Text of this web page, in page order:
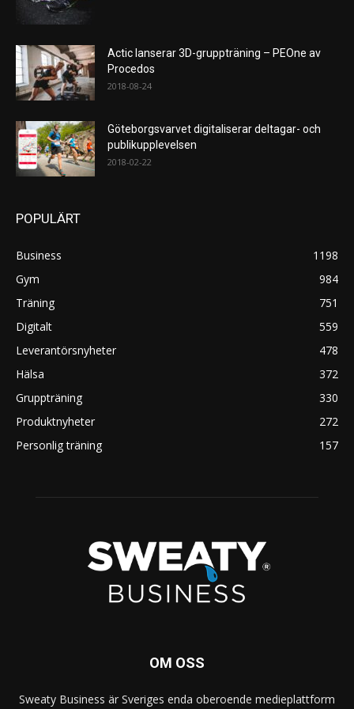
Actic lanserar 3D-gruppträning – PEOne av
Procedos
2018-08-24
Göteborgsvarvet digitaliserar deltagar- och
publikupplevelsen
2018-02-22
POPULÄRT
Business
1198
Gym
984
Träning
751
Digitalt
559
Leverantörsnyheter
478
Hälsa
372
Gruppträning
330
Produktnyheter
272
Personlig träning
157
OM OSS
Sweaty Business är Sveriges enda oberoende medieplattform